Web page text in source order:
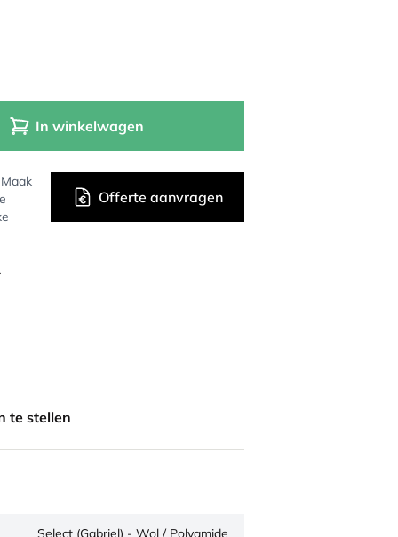
In winkelwagen
Offerte aanvragen
te stellen
Select (Gabriel) - Wol / Polyamide